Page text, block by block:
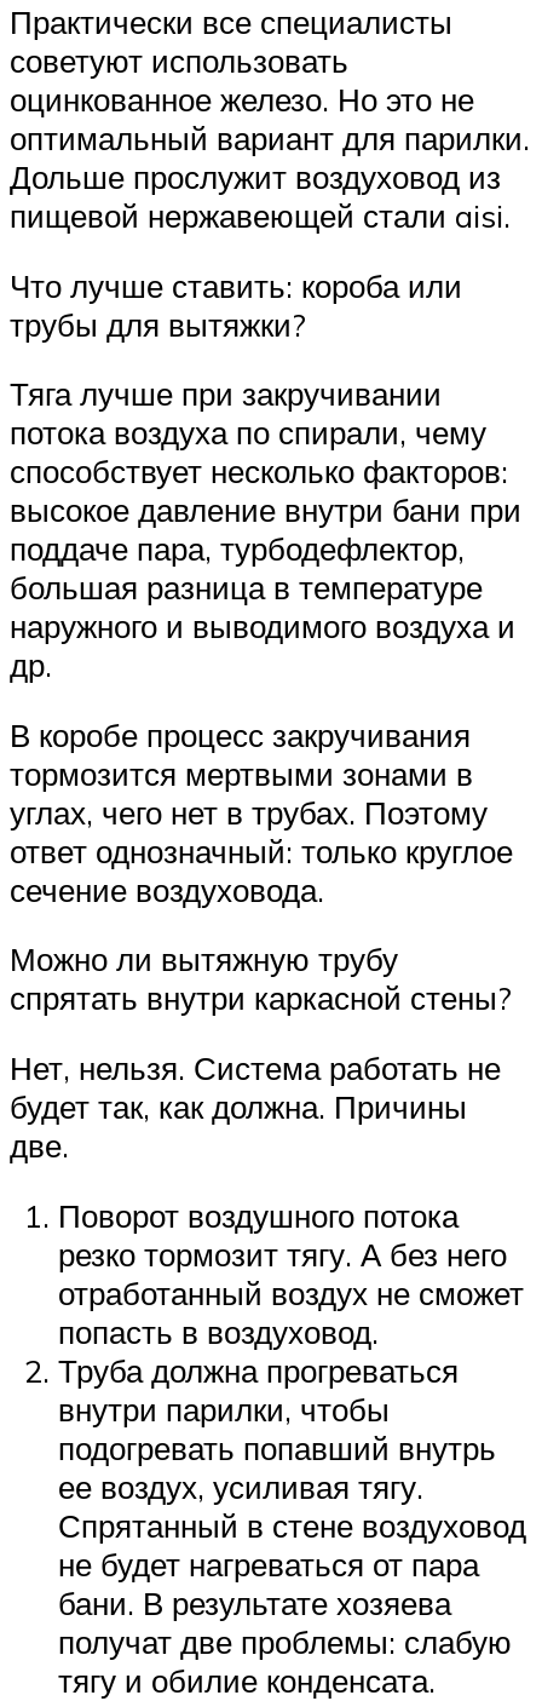
Практически все специалисты
советуют использовать
оцинкованное железо. Но это не
оптимальный вариант для парилки.
Дольше прослужит воздуховод из
пищевой нержавеющей стали aisi.
Что лучше ставить: короба или
трубы для вытяжки?
Тяга лучше при закручивании
потока воздуха по спирали, чему
способствует несколько факторов:
высокое давление внутри бани при
поддаче пара, турбодефлектор,
большая разница в температуре
наружного и выводимого воздуха и
др.
В коробе процесс закручивания
тормозится мертвыми зонами в
углах, чего нет в трубах. Поэтому
ответ однозначный: только круглое
сечение воздуховода.
Можно ли вытяжную трубу
спрятать внутри каркасной стены?
Нет, нельзя. Система работать не
будет так, как должна. Причины
две.
Поворот воздушного потока
резко тормозит тягу. А без него
отработанный воздух не сможет
попасть в воздуховод.
Труба должна прогреваться
внутри парилки, чтобы
подогревать попавший внутрь
ее воздух, усиливая тягу.
Спрятанный в стене воздуховод
не будет нагреваться от пара
бани. В результате хозяева
получат две проблемы: слабую
тягу и обилие конденсата.